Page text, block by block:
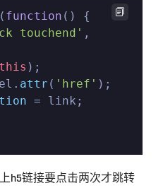
( function ( ) {
touchend'
this );
attr ( 'href' );
= link;

h5链接要点击两次才跳转